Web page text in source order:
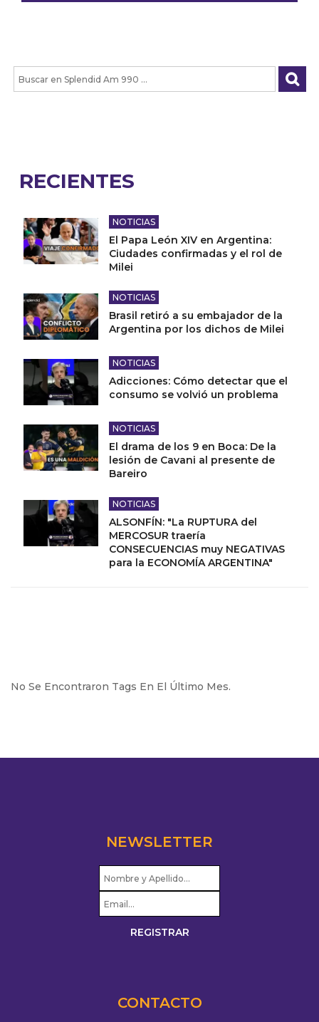
RECIENTES
NOTICIAS
El Papa León XIV en Argentina:
Ciudades confirmadas y el rol de
Milei
NOTICIAS
Brasil retiró a su embajador de la
Argentina por los dichos de Milei
NOTICIAS
Adicciones: Cómo detectar que el
consumo se volvió un problema
NOTICIAS
El drama de los 9 en Boca: De la
lesión de Cavani al presente de
Bareiro
NOTICIAS
ALSONFÍN: "La RUPTURA del
MERCOSUR traería
CONSECUENCIAS muy NEGATIVAS
para la ECONOMÍA ARGENTINA"
No Se Encontraron Tags En El Último Mes.
NEWSLETTER
CONTACTO